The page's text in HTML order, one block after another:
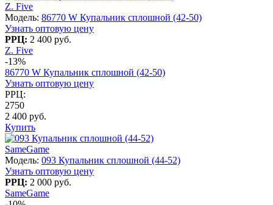
Z. Five
Модель: 86770 W Купальник сплошной (42-50)
Узнать оптовую цену
РРЦ: 2 400 руб.
Z. Five
-13%
86770 W Купальник сплошной (42-50)
Узнать оптовую цену
РРЦ:
2750
2 400 руб.
Купить
SameGame
Модель: 093 Купальник сплошной (44-52)
Узнать оптовую цену
РРЦ: 2 000 руб.
SameGame